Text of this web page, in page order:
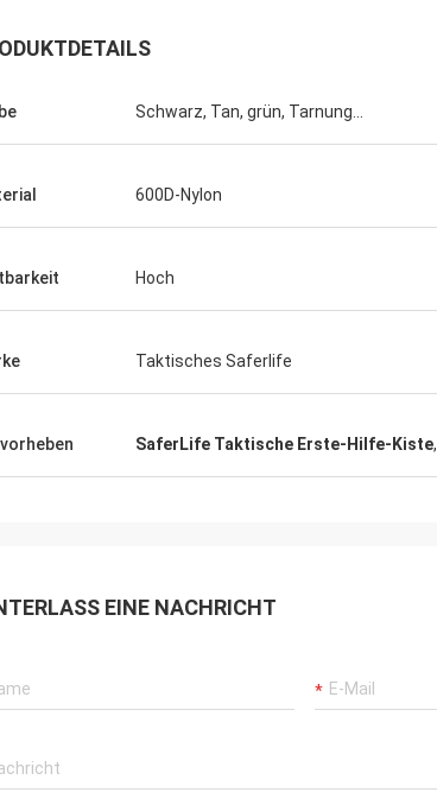
Schwarz, Tan, grün, Tarnung…
600D-Nylon
Hoch
Taktisches Saferlife
SaferLife Taktische Erste-Hilfe-Kiste,
EINE NACHRICHT